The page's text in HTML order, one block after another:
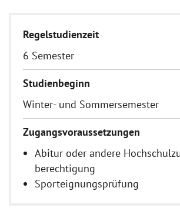
Regelstudienzeit
6 Semester
Studienbeginn
Winter- und Sommersemester
Zugangsvoraussetzungen
Abitur oder andere
berechtigung
Sporteignungsprüfung